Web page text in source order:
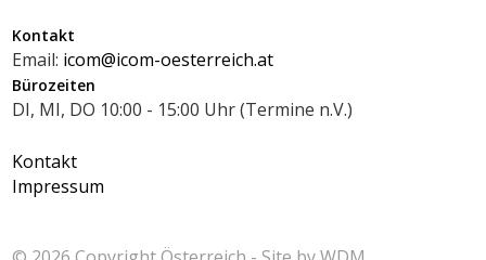
Kontakt
Email: icom@icom-oesterreich.at
Bürozeiten
DI, MI, DO 10:00 - 15:00 Uhr (Termine n.V.)
Kontakt
Impressum